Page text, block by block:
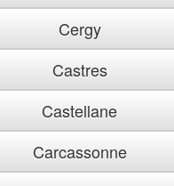
Cergy
Castres
Castellane
Carcassonne